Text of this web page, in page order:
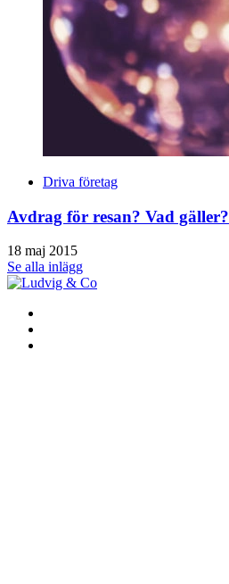
Driva företag
Avdrag för resan? Vad gäller?
18 maj 2015
Se alla inlägg